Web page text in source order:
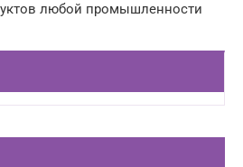
любой промышленности